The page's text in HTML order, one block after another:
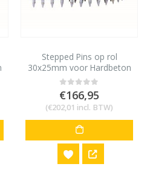
Stepped Pins op rol
30x25mm voor Hardbeton
B60 en staal (5mm) HN25
(1000st)
0out of 5
€166,95
(€202,01 incl. BTW)